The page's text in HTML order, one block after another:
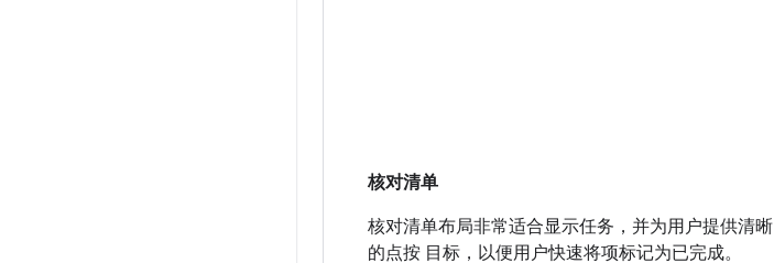
核对清单
核对清单布局非常适合显示任务，并为用户提供清晰
的点按 目标，以便用户快速将项标记为已完成。